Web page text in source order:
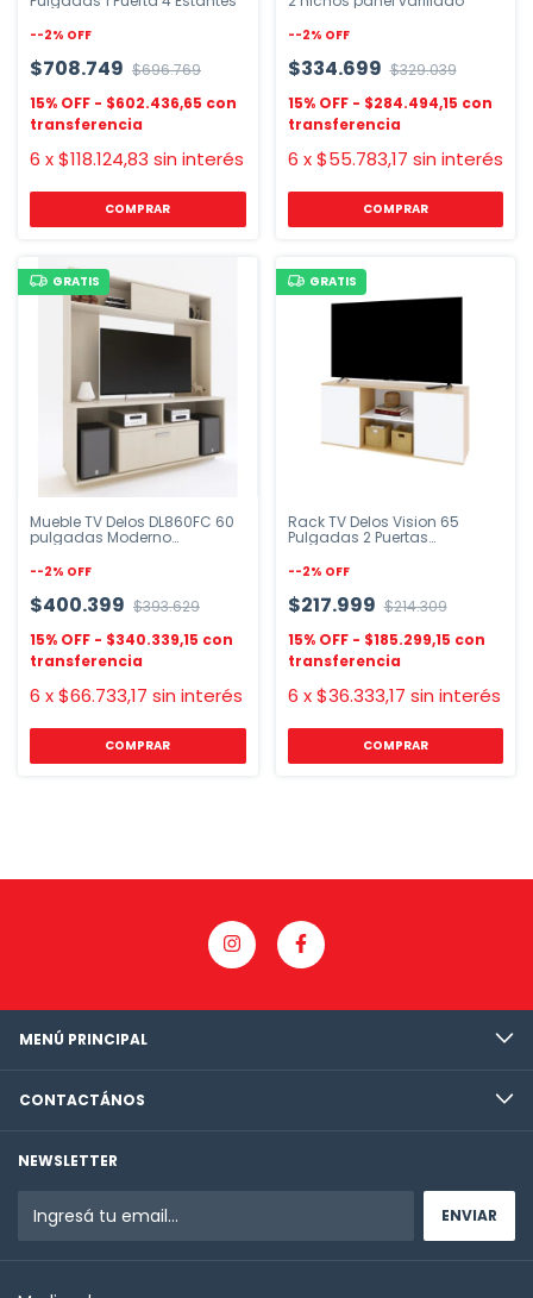
--2% OFF
$708.749 $696.769
$602.436,65
6 x$118.124,83 sin interés
COMPRAR
--2% OFF
$334.699 $329.039
$284.494,15
6 x$55.783,17 sin interés
COMPRAR
GRATIS
Mueble TV Delos DL860FC 60
pulgadas Moderno
--2% OFF
$400.399 $393.629
$340.339,15
6 x$66.733,17 sin interés
COMPRAR
GRATIS
Rack TV Delos Vision 65
Pulgadas 2 Puertas
--2% OFF
$217.999 $214.309
$185.299,15
6 x$36.333,17 sin interés
COMPRAR
MENÚ PRINCIPAL
CONTACTÁNOS
NEWSLETTER